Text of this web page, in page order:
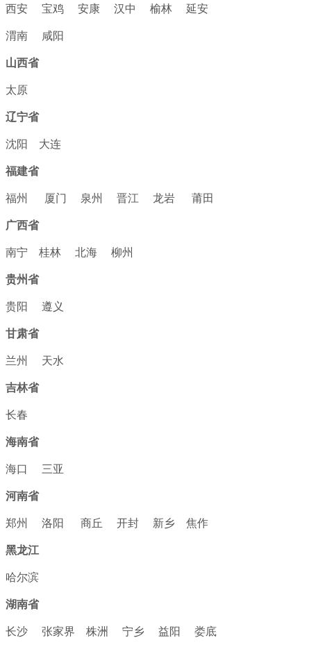
西安 宝鸡 安康 汉中 榆林 延安
渭南 咸阳
山西省
太原
辽宁省
沈阳 大连
福建省
福州 厦门 泉州 晋江 龙岩 莆田
广西省
南宁 桂林 北海 柳州
贵州省
贵阳 遵义
甘肃省
兰州 天水
吉林省
长春
海南省
海口 三亚
河南省
郑州 洛阳 商丘 开封 新乡 焦作
黑龙江
哈尔滨
湖南省
长沙 张家界 株洲 宁乡 益阳 娄底